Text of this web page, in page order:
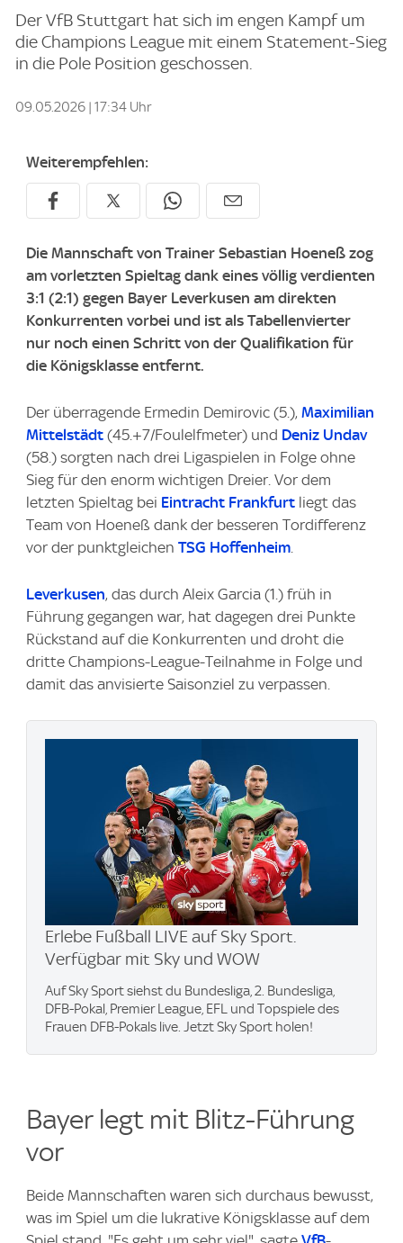
Der VfB Stuttgart hat sich im engen Kampf um
die Champions League mit einem Statement-Sieg
in die Pole Position geschossen.
09.05.2026 | 17:34 Uhr
Weiterempfehlen:
Die Mannschaft von Trainer Sebastian Hoeneß zog
am vorletzten Spieltag dank eines völlig verdienten
3:1 (2:1) gegen Bayer Leverkusen am direkten
Konkurrenten vorbei und ist als Tabellenvierter
nur noch einen Schritt von der Qualifikation für
die Königsklasse entfernt.
Der überragende Ermedin Demirovic (5.), Maximilian
Mittelstädt (45.+7/Foulelfmeter) und Deniz Undav
(58.) sorgten nach drei Ligaspielen in Folge ohne
Sieg für den enorm wichtigen Dreier. Vor dem
letzten Spieltag bei Eintracht Frankfurt liegt das
Team von Hoeneß dank der besseren Tordifferenz
vor der punktgleichen TSG Hoffenheim.
Leverkusen, das durch Aleix Garcia (1.) früh in
Führung gegangen war, hat dagegen drei Punkte
Rückstand auf die Konkurrenten und droht die
dritte Champions-League-Teilnahme in Folge und
damit das anvisierte Saisonziel zu verpassen.
Erlebe Fußball LIVE auf Sky Sport.
Verfügbar mit Sky und WOW
Auf Sky Sport siehst du Bundesliga, 2. Bundesliga,
DFB-Pokal, Premier League, EFL und Topspiele des
Frauen DFB-Pokals live. Jetzt Sky Sport holen!
Bayer legt mit Blitz-Führung
vor
Beide Mannschaften waren sich durchaus bewusst,
was im Spiel um die lukrative Königsklasse auf dem